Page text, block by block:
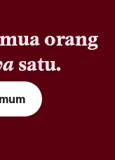
orang
satu.